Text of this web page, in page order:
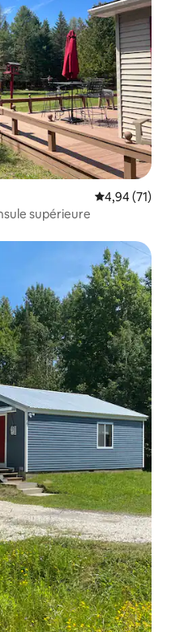
Note
4,94 (71)
supérieure
plus aimés